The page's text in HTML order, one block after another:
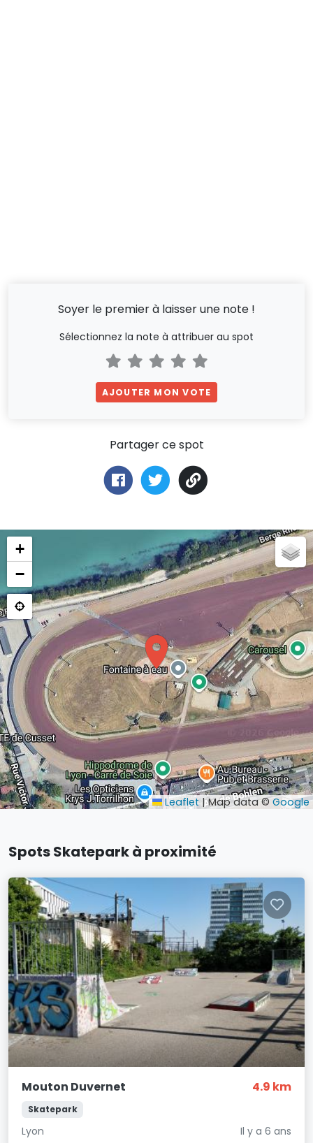
Soyer le premier à laisser une note !
Sélectionnez la note à attribuer au spot
AJOUTER MON VOTE
Partager ce spot
+
−
Leaflet |Map data ©Google
Spots Skatepark à proximité
Mouton Duvernet 4.9 km
Skatepark
Lyon Il y a 6 ans